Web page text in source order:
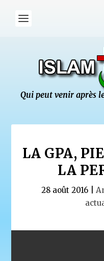
LA GPA,
LA
28 août 2016|